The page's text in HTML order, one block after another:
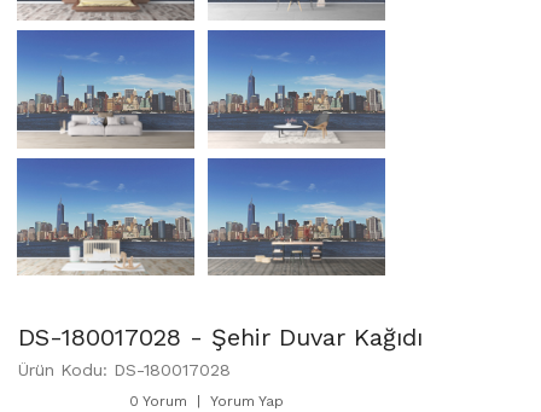
DS-180017028 - Şehir Duvar Kağıdı
Ürün Kodu: DS-180017028
0 Yorum Yorum Yap